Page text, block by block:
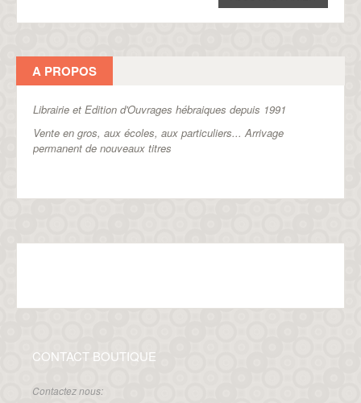
A PROPOS
Librairie et Edition d'Ouvrages hébraiques depuis 1991
Vente en gros, aux écoles, aux particuliers...Arrivage
permanent de nouveaux titres
CONTACT BOUTIQUE
Contactez nous: